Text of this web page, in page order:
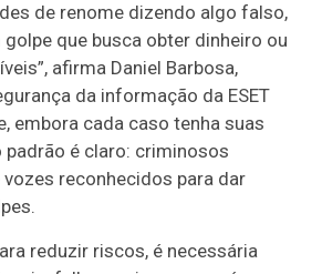
de renome dizendo algo falso,
que busca obter dinheiro ou
afirma Daniel Barbosa,
da informação da ESET
embora cada caso tenha suas
padrão é claro: criminosos
reconhecidos para dar
reduzir riscos, é necessária